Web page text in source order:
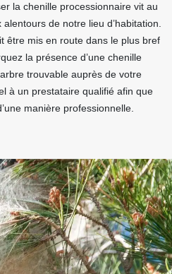
la chenille processionnaire vit au
de notre lieu d’habitation.
être mis en route dans le plus bref
la présence d’une chenille
trouvable auprès de votre
à un prestataire qualifié afin que
manière professionnelle.